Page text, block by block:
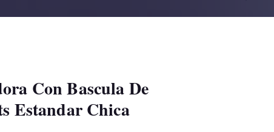
Con Bascula De
Estandar Chica